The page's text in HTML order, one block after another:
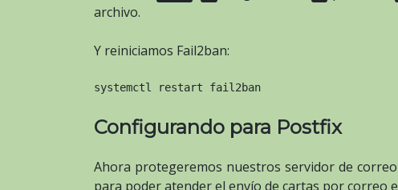
archivo.
Y reiniciamos Fail2ban:
systemctl restart fail2ban
Configurando para Postfix
Ahora protegeremos nuestros servidor de
para poder atender el envío de cartas por correo